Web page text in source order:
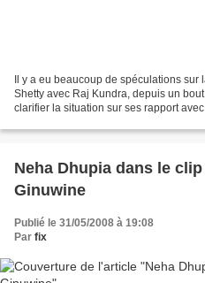
Il y a eu beaucoup de spéculations
Shetty avec Raj Kundra, depuis un
clarifier la situation sur ses rapport
Neha Dhupia dans le
Ginuwine
Publié le 31/05/2008 à 19:08
Par fix